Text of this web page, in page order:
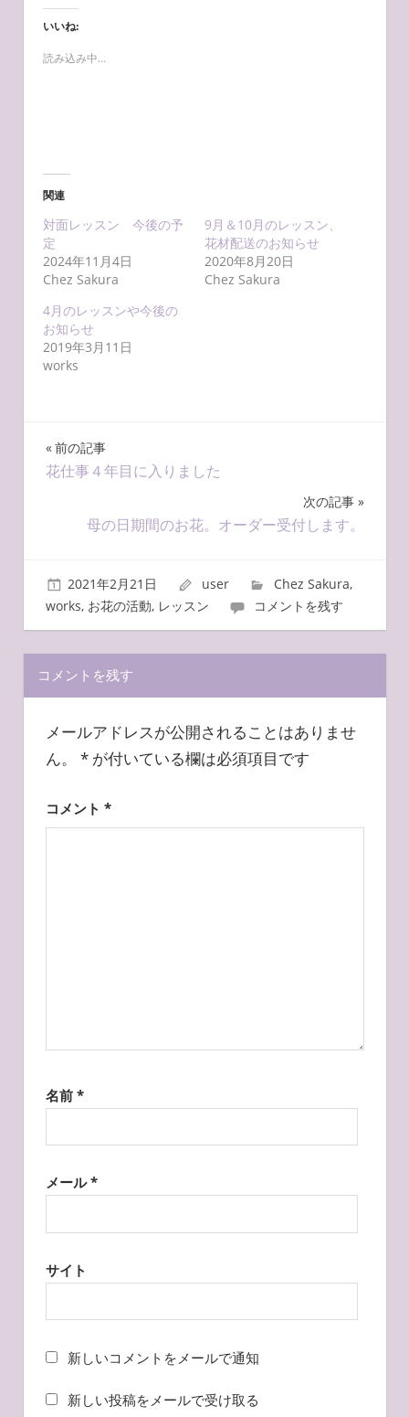
し
て
T
i
t
ド
ウ
開
き
ま
す
さ
新
し
い
ウ
ン
ド
で
開
いいね:
読み込み中…
関連
対面レッスン 今後の予
定
2024年11月4日
Chez Sakura
9月＆10月のレッスン、
花材配送のお知らせ
2020年8月20日
Chez Sakura
4月のレッスンや今後の
お知らせ
2019年3月11日
works
投
稿
ゲ
ー
シ
ョ
前の記事
花仕事４年目に入りました
次の記事
母の日期間のお花。オーダー受付します。
2021年2月21日 user Chez Sakura,
works, お花の活動, レッスン コメントを残す
コメントを残す
メールアドレスが公開されることはありませ
ん。
*が付いている欄は必須項目です
コメント *
名前 *
メール*
サイト
新しいコメントをメールで通知
新しい投稿をメールで受け取る